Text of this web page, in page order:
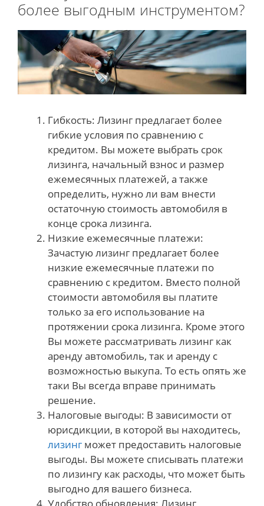
более выгодным инструментом?
Гибкость: Лизинг предлагает более
гибкие условия по сравнению с
кредитом. Вы можете выбрать срок
лизинга, начальный взнос и размер
ежемесячных платежей, а также
определить, нужно ли вам внести
остаточную стоимость автомобиля в
конце срока лизинга.
Низкие ежемесячные платежи:
Зачастую лизинг предлагает более
низкие ежемесячные платежи по
сравнению с кредитом. Вместо полной
стоимости автомобиля вы платите
только за его использование на
протяжении срока лизинга. Кроме этого
Вы можете рассматривать лизинг как
аренду автомобиль, так и аренду с
возможностью выкупа. То есть опять же
таки Вы всегда вправе принимать
решение.
Налоговые выгоды: В зависимости от
юрисдикции, в которой вы находитесь,
лизинг может предоставить налоговые
выгоды. Вы можете списывать платежи
по лизингу как расходы, что может быть
выгодно для вашего бизнеса.